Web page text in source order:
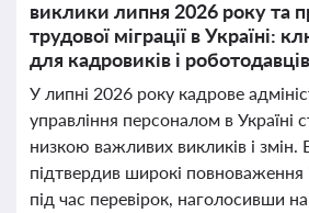
виклики липня 2026 року та
трудової міграції в Україні:
для кадровиків і роботодавців
У липні 2026 року кадрове
управління персоналом в Україні
низкою важливих викликів і змін.
підтвердив широкі повноваження
під час перевірок, наголосивши на